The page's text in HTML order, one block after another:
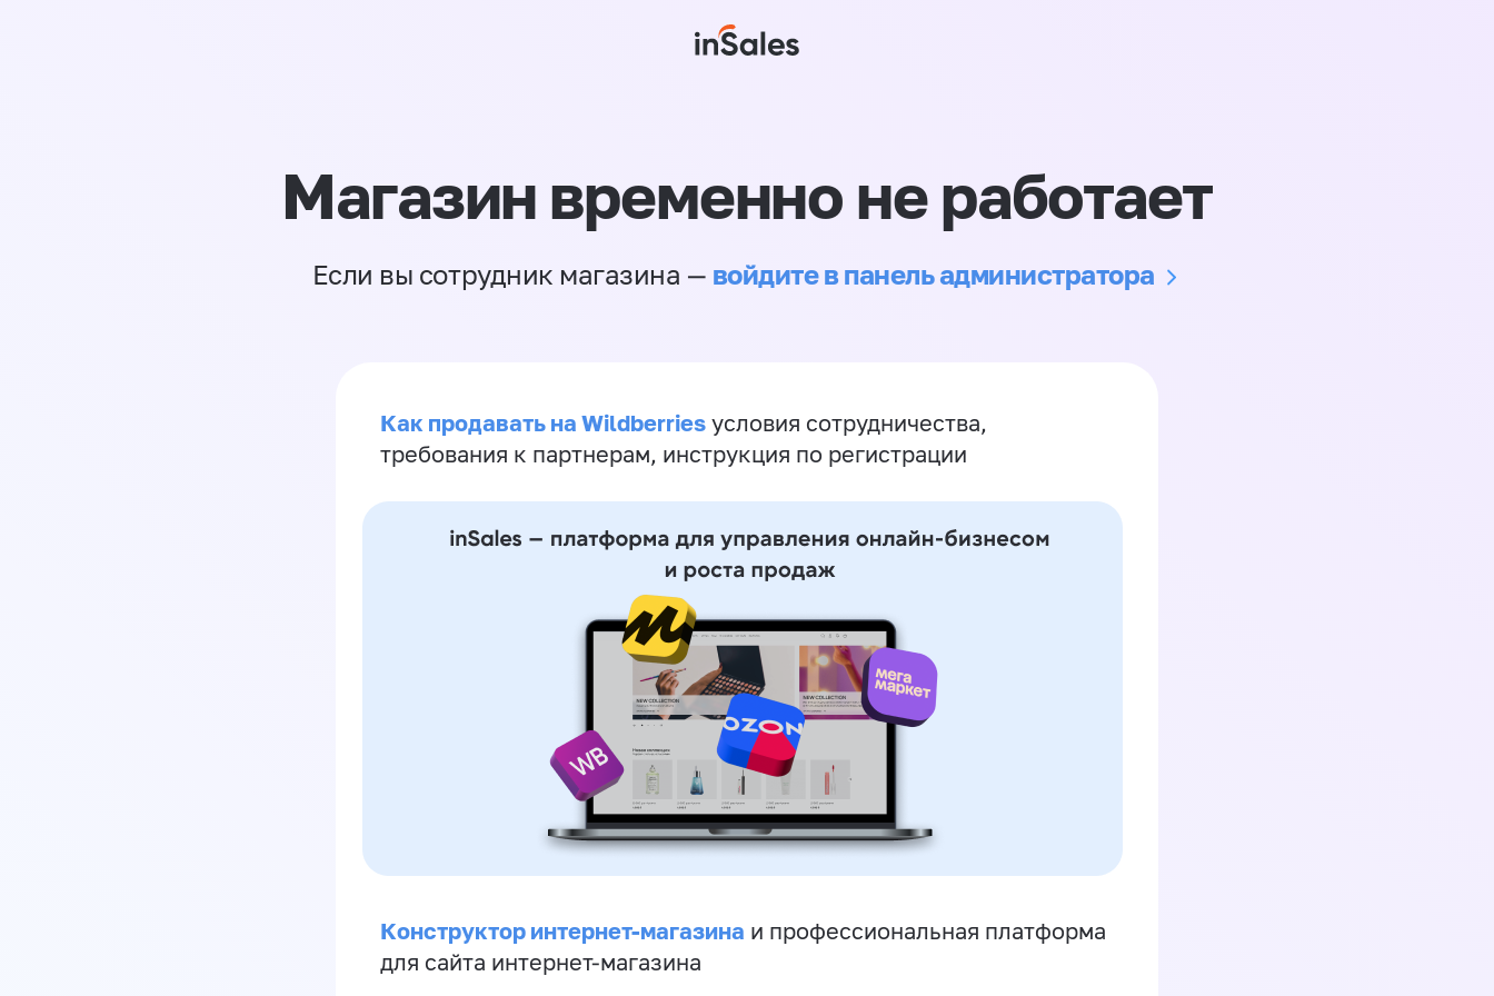
Магазин временно не работает
Если вы сотрудник магазина — войдите в панель администратора
Как продавать на Wildberries условия сотрудничества,
требования к партнерам, инструкция по регистрации
Конструктор интернет-магазина и профессиональная платформа
для сайта интернет-магазина